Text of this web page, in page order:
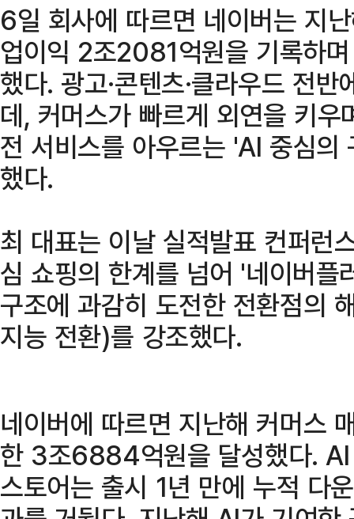
6일 회사에 따르면 네이버는 지
업이익 2조2081억원을 기록하
했다. 광고·콘텐츠·클라우드 전
데, 커머스가 빠르게 외연을 키
전 서비스를 아우르는 'AI 중심의
했다.
최 대표는 이날 실적발표 컨퍼
심 쇼핑의 한계를 넘어 '네이버플
구조에 과감히 도전한 전환점의
지능 전환)를 강조했다.
네이버에 따르면 지난해 커머스
한 3조6884억원을 달성했다. AI
스토어는 출시 1년 만에 누적 다